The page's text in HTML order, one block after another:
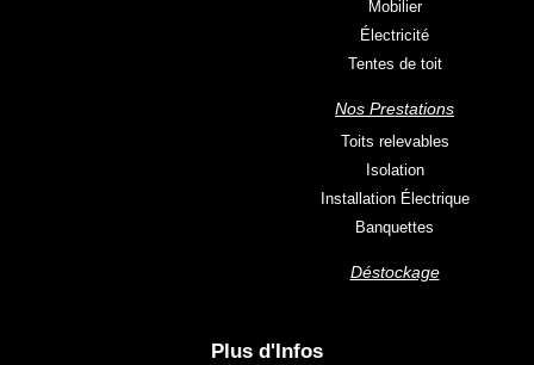
Mobilier
Électricité
Tentes de toit
Nos Prestations
Toits relevables
Isolation
Installation Électrique
Banquettes
Déstockage
Plus d'Infos